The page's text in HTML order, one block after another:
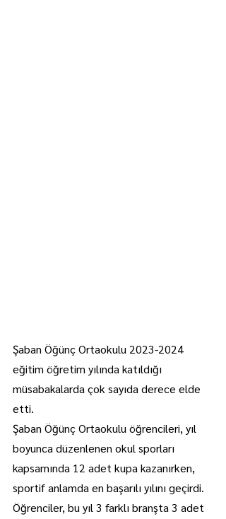
Şaban Öğünç Ortaokulu 2023-2024
eğitim öğretim yılında katıldığı
müsabakalarda çok sayıda derece elde
etti.
Şaban Öğünç Ortaokulu öğrencileri, yıl
boyunca düzenlenen okul sporları
kapsamında 12 adet kupa kazanırken,
sportif anlamda en başarılı yılını geçirdi.
Öğrenciler, bu yıl 3 farklı branşta 3 adet